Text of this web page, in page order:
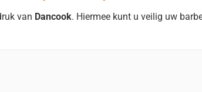
van Dancook. Hiermee kunt u veilig uw